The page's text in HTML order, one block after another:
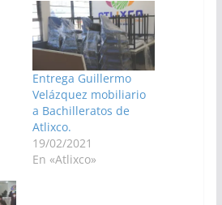
Entrega Guillermo
Velázquez mobiliario
a Bachilleratos de
Atlixco.
19/02/2021
En «Atlixco»